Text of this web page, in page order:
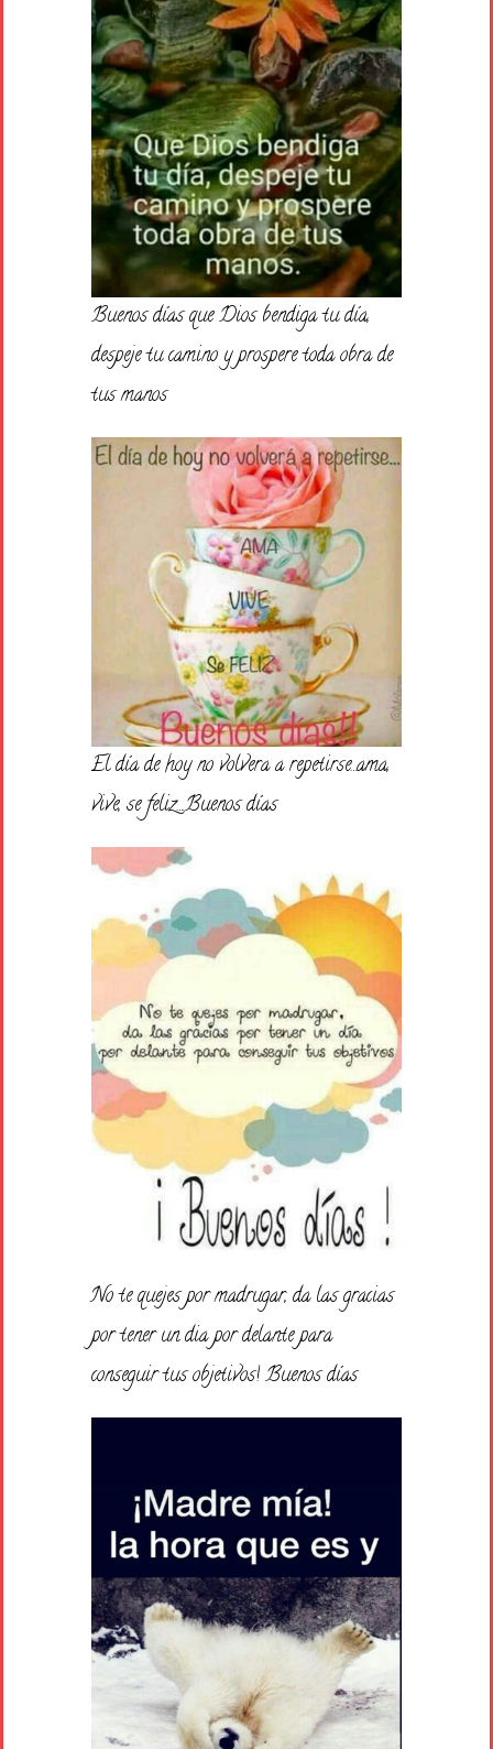
Buenos días que Dios bendiga tu día,
despeje tu camino y prospere toda obra de
tus manos
El día de hoy no volvera a repetirse…ama,
vive, se feliz….Buenos días
No te quejes por madrugar, da las gracias
por tener un dia por delante para
conseguir tus objetivos! Buenos días